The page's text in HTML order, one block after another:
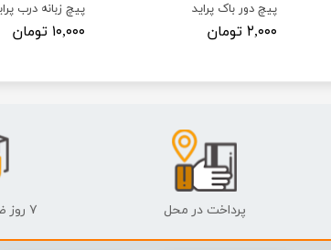
پیچ زبانه درب
۱۰,۰۰۰ تومان
پیچ دور باک پراید
۲,۰۰۰ تومان
پرداخت در محل ۷ روز ضمانت بازگشت